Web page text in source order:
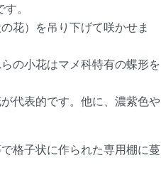
。
花）を吊り下げて咲かせま
の小花はマメ科特有の蝶形を
代表的です。他に、濃紫色や
格子状に作られた専用棚に蔓